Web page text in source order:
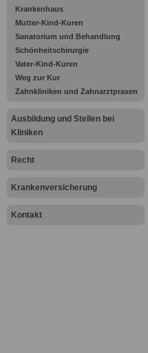
Krankenhaus
Mutter-Kind-Kuren
Sanatorium und Behandlung
Schönheitschirurgie
Vater-Kind-Kuren
Weg zur Kur
Zahnkliniken und Zahnarztpraxen
Ausbildung und Stellen bei
Kliniken
Recht
Krankenversicherung
Kontakt